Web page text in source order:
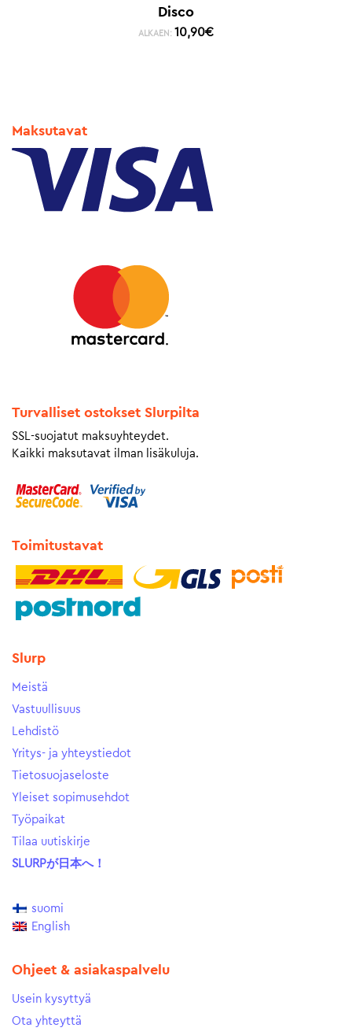
Disco
ALKAEN: 10,90€
Maksutavat
Turvalliset ostokset Slurpilta
SSL-suojatut maksuyhteydet.
Kaikki maksutavat ilman lisäkuluja.
Toimitustavat
Slurp
Meistä
Vastuullisuus
Lehdistö
Yritys- ja yhteystiedot
Tietosuojaseloste
Yleiset sopimusehdot
Työpaikat
Tilaa uutiskirje
SLURPが日本へ！
suomi
English
Ohjeet & asiakaspalvelu
Usein kysyttyä
Ota yhteyttä